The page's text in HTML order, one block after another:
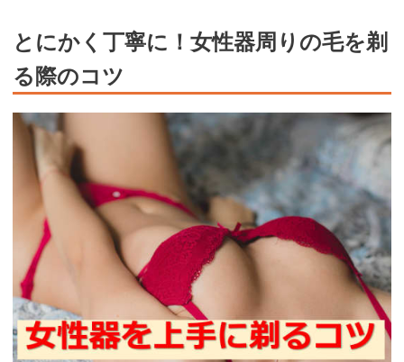
とにかく丁寧に！女性器周りの毛を剃
る際のコツ